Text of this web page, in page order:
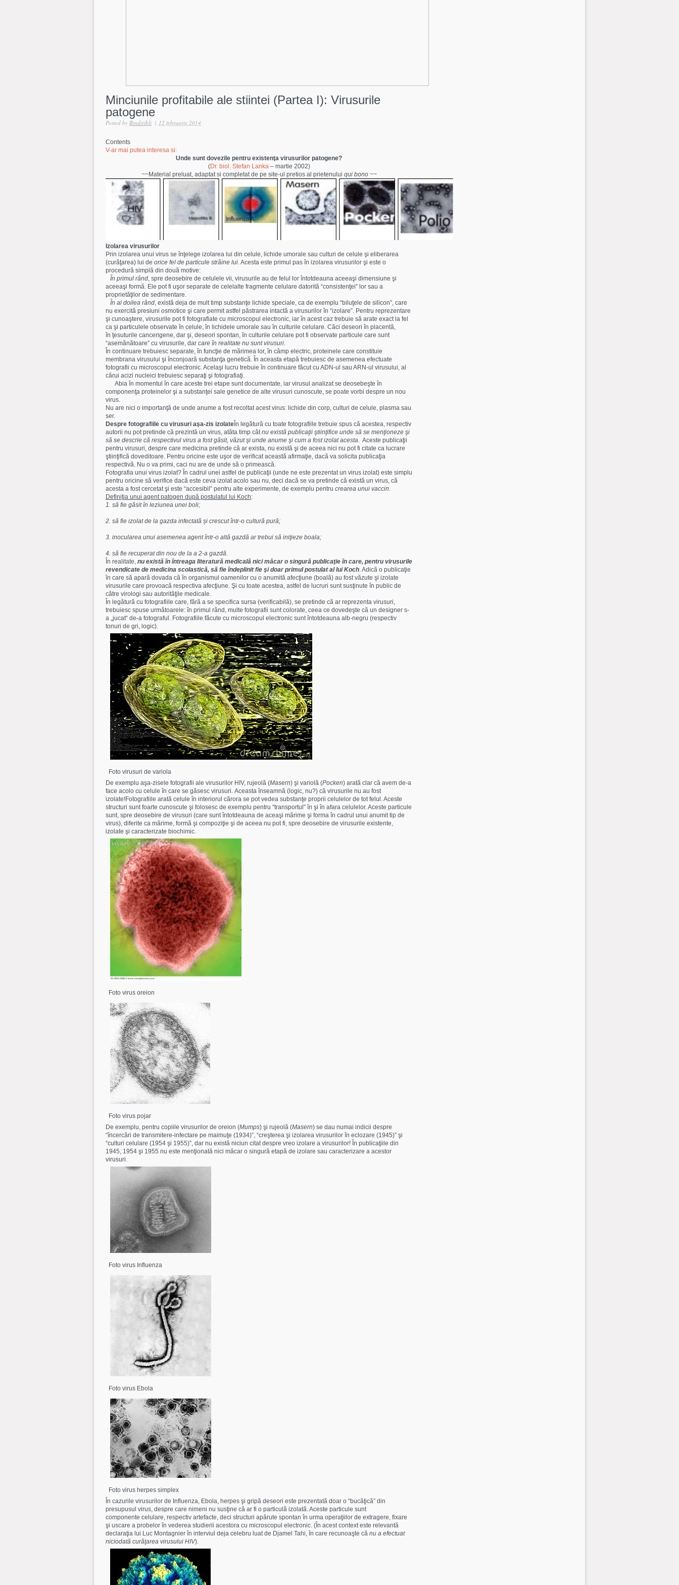
Minciunile profitabile ale stiintei (Partea I): Virusurile
patogene
Posted by Bindiribli | 12 februarie 2014
Contents
V-ar mai putea interesa si:
Unde sunt dovezile pentru existenţa virusurilor patogene?
(Dr. biol. Stefan Lanka– martie 2002)
~~Material preluat, adaptat si completat de pe site-ul pretios al prietenului qui bono~~
Izolarea virusurilor
Prin izolarea unui virus se înţelege izolarea lui din celule, lichide umorale sau culturi de celule şi eliberarea
(curăţarea) lui de orice fel de particule străine lui. Acesta este primul pas în izolarea virusurilor şi este o
procedură simplă din două motive:
În primul rând, spre deosebire de celulele vii, virusurile au de felul lor întotdeauna aceeaşi dimensiune şi
aceeaşi formă. Ele pot fi uşor separate de celelalte fragmente celulare datorită “consistenţei” lor sau a
proprietăţilor de sedimentare.
În al doilea rând, există deja de mult timp substanţe lichide speciale, ca de exemplu “biluţele de silicon”, care
nu exercită presiuni osmotice şi care permit astfel păstrarea intactă a virusurilor în “izolare”. Pentru reprezentare
şi cunoaştere, virusurile pot fi fotografiate cu microscopul electronic, iar în acest caz trebuie să arate exact la fel
ca şi particulele observate în celule, în lichidele umorale sau în culturile celulare. Căci deseori în placentă,
în ţesuturile cancerigene, dar şi, deseori spontan, în culturile celulare pot fi observate particule care sunt
“asemănătoare” cu virusurile, dar care în realitate nu sunt virusuri.
În continuare trebuiesc separate, în funcţie de mărimea lor, în câmp electric, proteinele care constituie
membrana virusului şi înconjoară substanţa genetică. În aceasta etapă trebuiesc de asemenea efectuate
fotografii cu microscopul electronic. Acelaşi lucru trebuie în continuare făcut cu ADN-ul sau ARN-ul virusului, al
cărui acizi nucleici trebuiesc separaţi şi fotografiaţi.
Abia în momentul în care aceste trei etape sunt documentate, iar virusul analizat se deosebeşte în
componenţa proteinelor şi a substanţei sale genetice de alte virusuri cunoscute, se poate vorbi despre un nou
virus.
Nu are nici o importanţă de unde anume a fost recoltat acest virus: lichide din corp, culturi de celule, plasma sau
ser.
Despre fotografiile cu virusuri aşa-zis izolate În legătură cu toate fotografiile trebuie spus că acestea, respectiv
autorii nu pot pretinde că prezintă un virus, atâta timp câtnu există publicaţii ştiinţifice unde să se menţioneze şi
să se descrie că respectivul virus a fost găsit, văzut şi unde anume şi cum a fost izolat acesta. Aceste publicaţii
pentru virusuri, despre care medicina pretinde că ar exista, nu există şi de aceea nici nu pot fi citate ca lucrare
ştiinţifică doveditoare. Pentru oricine este uşor de verificat această afirmaţie, dacă va solicita publicaţia
respectivă. Nu o va primi, caci nu are de unde să o primească.
Fotografia unui virus izolat? În cadrul unei astfel de publicaţii (unde ne este prezentat un virus izolat) este simplu
pentru oricine să verifice dacă este ceva izolat acolo sau nu, deci dacă se va pretinde că există un virus, că
acesta a fost cercetat şi este “accesibil” pentru alte experimente, de exemplu pentru crearea unui vaccin.
Definiţia unui agent patogen după postulatul lui Koch:
1. să fie găsit în leziunea unei boli;
2. să fie izolat de la gazda infectată și crescut într-o cultură pură;
3. inocularea unui asemenea agent într-o altă gazdă ar trebui să iniţieze boala;
4. să fie recuperat din nou de la a 2-a gazdă.
În realitate, nu există în întreaga literatură medicală nici măcar o singură publicaţie în care, pentru virusurile
revendicate de medicina scolastică, să fie îndeplinit fie şi doar primul postulat al lui Koch. Adică o publicaţie
în care să apară dovada că în organismul oamenilor cu o anumită afecţiune (boală) au fost văzute şi izolate
virusurile care provoacă respectiva afecţiune. Şi cu toate acestea, astfel de lucruri sunt susţinute în public de
către virologi sau autorităţile medicale.
În legătură cu fotografiile care, fără a se specifica sursa (verificabilă), se pretinde că ar reprezenta virusuri,
trebuiesc spuse următoarele: în primul rând, multe fotografii sunt colorate, ceea ce dovedeşte că un designer s-
a „jucat“ de-a fotograful. Fotografiile făcute cu microscopul electronic sunt întotdeauna alb-negru (respectiv
tonuri de gri, logic).
Foto virusuri de variola
De exemplu aşa-zisele fotografii ale virusurilor HIV, rujeolă (Masern) şi variolă (Pocken) arată clar că avem de-a
face acolo cu celule în care se găsesc virusuri. Aceasta înseamnă (logic, nu?) că virusurile nu au fost
izolate!Fotografiile arată celule în interiorul cărora se pot vedea substanţe proprii celulelor de tot felul. Aceste
structuri sunt foarte cunoscute şi folosesc de exemplu pentru “transportul” în şi în afara celulelor. Aceste particule
sunt, spre deosebire de virusuri (care sunt întotdeauna de aceaşi mărime şi forma în cadrul unui anumit tip de
virus), diferite ca mărime, formă şi compoziţie şi de aceea nu pot fi, spre deosebire de virusurile existente,
izolate şi caracterizate biochimic.
Foto virus oreion
Foto virus pojar
De exemplu, pentru copiile virusurilor de oreion (Mumps) şi rujeolă (Masern) se dau numai indicii despre
“încercări de transmitere-infectare pe maimuţe (1934)”, “creşterea şi izolarea virusurilor în eclozare (1945)” şi
“culturi celulare (1954 şi 1955)”, dar nu există niciun citat despre vreo izolare a virusurilor! În publicaţiile din
1945, 1954 şi 1955 nu este menţionată nici măcar o singură etapă de izolare sau caracterizare a acestor
virusuri.
Foto virus Influenza
Foto virus Ebola
Foto virus herpes simplex
În cazurile virusurilor de Influenza, Ebola, herpes şi gripă deseori este prezentată doar o “bucăţică” din
presupusul virus, despre care nimeni nu susţine că ar fi o particulă izolată. Aceste particule sunt
componente celulare, respectiv artefacte, deci structuri apărute spontan în urma operaţiilor de extragere, fixare
şi uscare a probelor în vederea studierii acestora cu microscopul electronic. (În acest context este relevantă
declaraţia lui Luc Montagnier în interviul deja celebru luat de Djamel Tahi, în care recunoaşte că nu a efectuat
niciodată curăţarea virusului HIV).